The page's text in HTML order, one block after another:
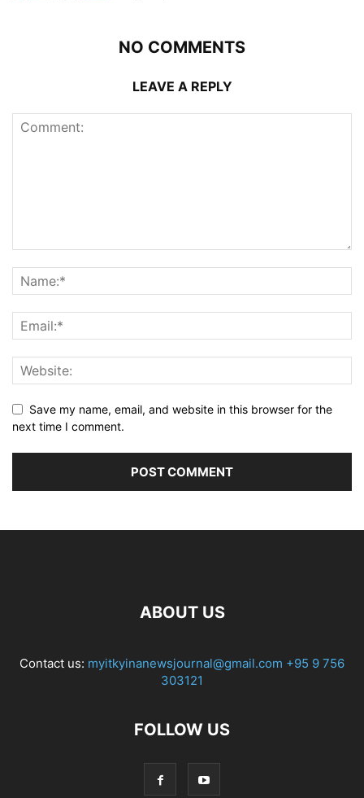
NO COMMENTS
LEAVE A REPLY
Save my name, email, and website in this browser for the
next time I comment.
ABOUT US
Contact us: myitkyinanewsjournal@gmail.com +95 9 756
303121
FOLLOW US